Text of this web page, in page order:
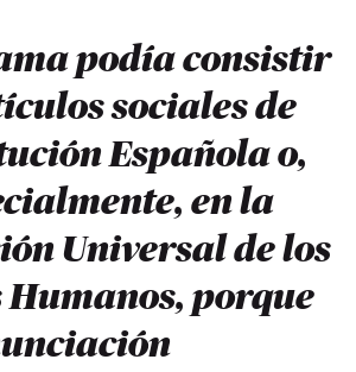
podía consistir
sociales de
Española o,
en la
Universal de los
Humanos, porque